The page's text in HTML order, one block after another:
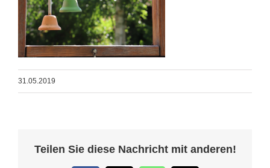
31.05.2019
Teilen Sie diese Nachricht mit anderen!